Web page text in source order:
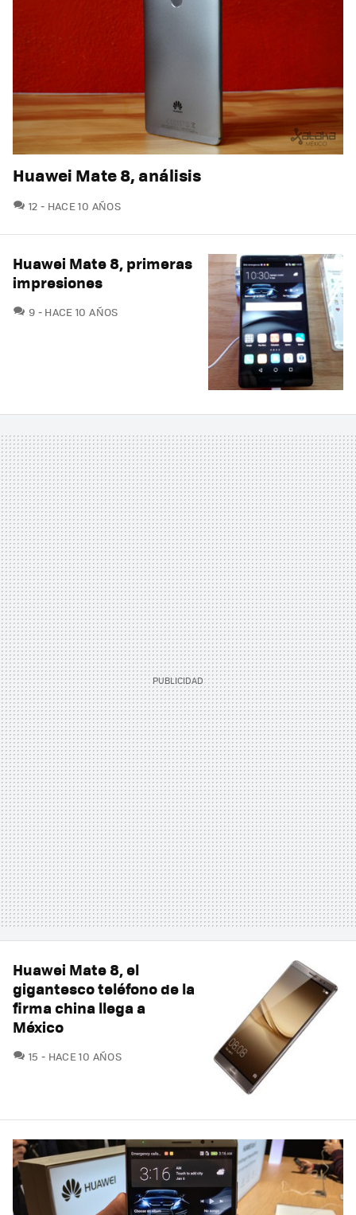
Huawei Mate 8, análisis
12 COMENTARIOS
HACE 10 AÑOS
Huawei Mate 8, primeras
impresiones
9 COMENTARIOS
HACE 10 AÑOS
Huawei Mate 8, el
gigantesco teléfono de la
firma china llega a
México
15 COMENTARIOS
HACE 10 AÑOS